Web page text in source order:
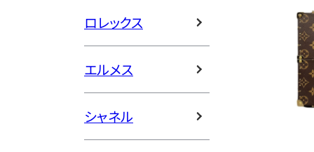
ロレックス
エルメス
シャネル